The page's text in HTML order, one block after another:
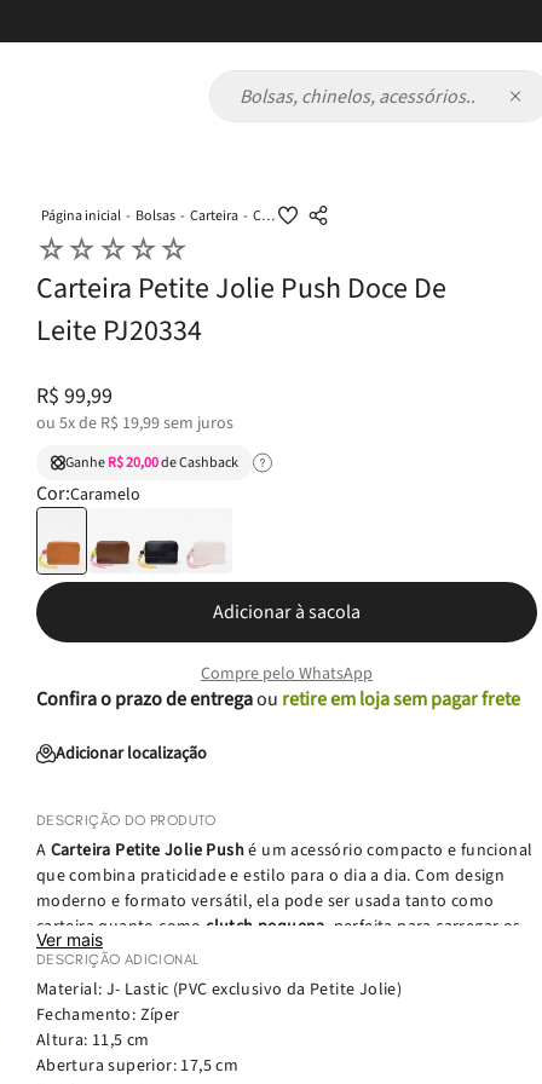
Bolsas, chinelos, acessórios...
Bolsas Carteira Carteira Petite Jolie Push Doce De Leite PJ20334
☆☆☆☆☆
Carteira Petite Jolie Push Doce De
Leite PJ20334
R$ 99,99
ou 5x de R$ 19,99sem juros
GanheR$ 20,00de Cashback
Cor:Caramelo
Adicionar à sacola
Compre pelo WhatsApp
Confira o prazo de entregaou retire em loja sem pagar frete
Adicionar localização
DESCRIÇÃO DO PRODUTO
A Carteira Petite Jolie Pushé um acessório compacto e funcional
que combina praticidade e estilo para o dia a dia. Com design
moderno e formato versátil, ela pode ser usada tanto como
carteira quanto como clutch pequena , perfeita para carregar os
itens essenciais com organização.
Produzida emJ-Lastic , o PVC exclusivo da Petite Jolie, a carteira
é leve, resistente e fácil de limpar. O modelo possui
em zíper
, garantindo segurança para seus pertences, além de
uma alcinha em atacador com esferas e logo da marca
Ver mais
DESCRIÇÃO ADICIONAL
Material: J- Lastic (PVC exclusivo da Petite Jolie)
Fechamento: Zíper
Altura: 11,5 cm
Abertura superior: 17,5 cm